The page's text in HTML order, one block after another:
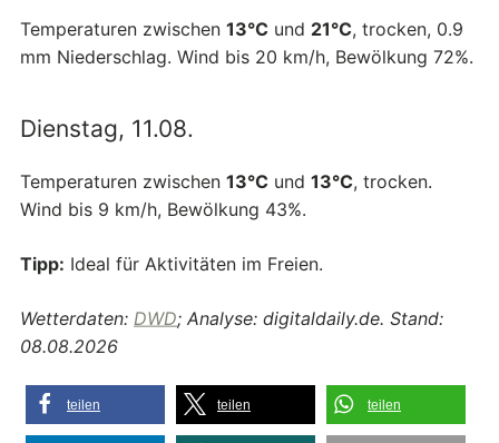
Temperaturen zwischen 13°C und 21°C, trocken, 0.9
mm Niederschlag. Wind bis 20 km/h, Bewölkung 72%.
Dienstag, 11.08.
Temperaturen zwischen 13°C und 13°C, trocken.
Wind bis 9 km/h, Bewölkung 43%.
Tipp: Ideal für Aktivitäten im Freien.
Wetterdaten: DWD; Analyse: digitaldaily.de. Stand:
08.08.2026
teilen teilen teilen